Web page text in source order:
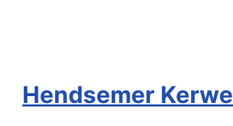
Hendsemer Kerwe